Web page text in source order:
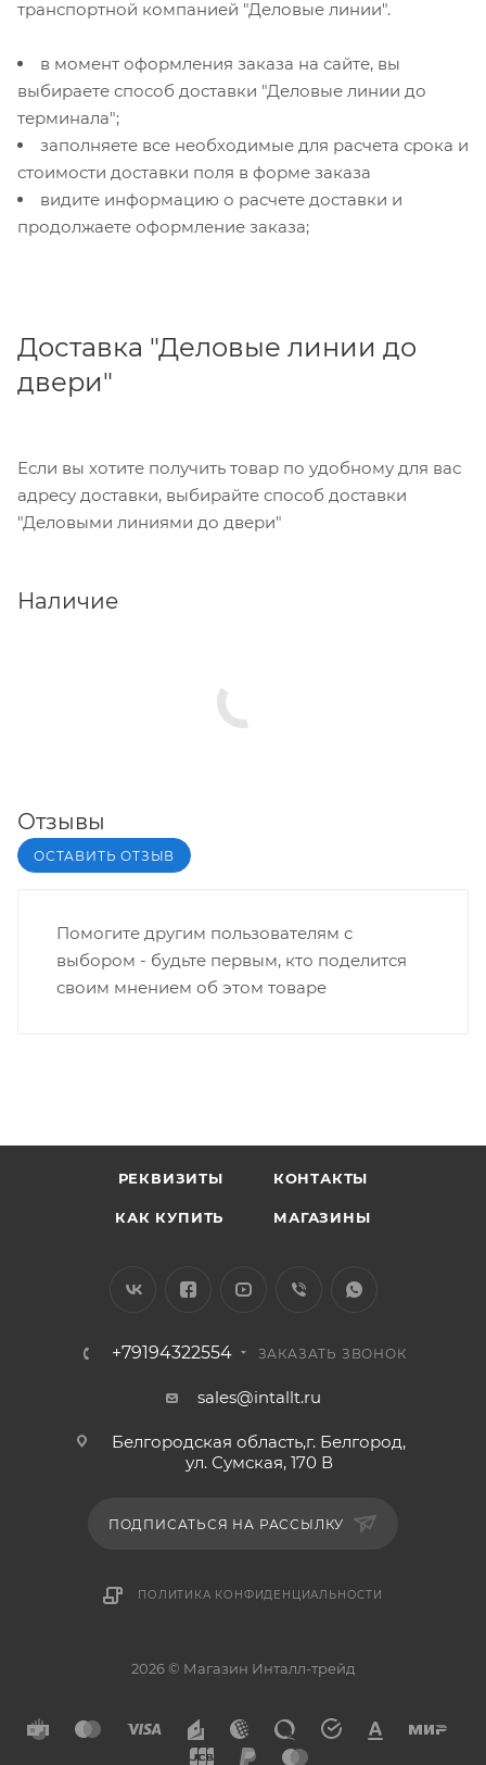
транспортной компанией "Деловые линии".
в момент оформления заказа на сайте, вы
выбираете способ доставки "Деловые линии до
терминала";
заполняете все необходимые для расчета срока и
стоимости доставки поля в форме заказа
видите информацию о расчете доставки и
продолжаете оформление заказа;
Доставка "Деловые линии до
двери"
Если вы хотите получить товар по удобному для вас
адресу доставки, выбирайте способ доставки
"Деловыми линиями до двери"
Наличие
Отзывы
ОСТАВИТЬ ОТЗЫВ
Помогите другим пользователям с
выбором - будьте первым, кто поделится
своим мнением об этом товаре
РЕКВИЗИТЫ КОНТАКТЫ
КАК КУПИТЬ МАГАЗИНЫ
+79194322554 ЗАКАЗАТЬ ЗВОНОК
sales@intallt.ru
Белгородская область,г. Белгород,
ул. Сумская, 170 В
ПОДПИСАТЬСЯ НА РАССЫЛКУ
ПОЛИТИКА КОНФИДЕНЦИАЛЬНОСТИ
2026 © Магазин Инталл-трейд